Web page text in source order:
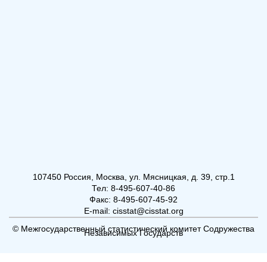
107450 Россия, Москва, ул. Мясницкая, д. 39, стр.1
Тел: 8-495-607-40-86
Факс: 8-495-607-45-92
E-mail: cisstat@cisstat.org
© Межгосударственный статистический комитет Содружества
Независимых Государств